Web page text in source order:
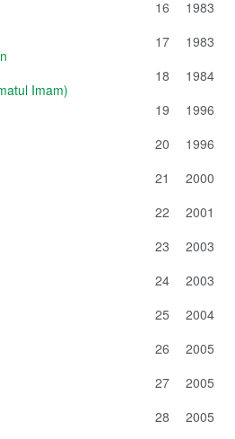
Imam)
16
1983
17
1983
18
1984
19
1996
20
1996
21
2000
22
2001
23
2003
24
2003
25
2004
26
2005
27
2005
28
2005